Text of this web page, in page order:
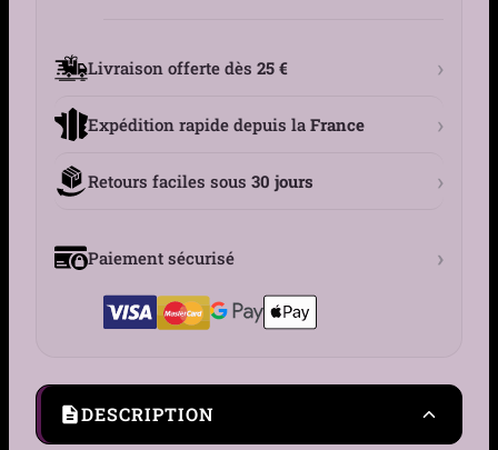
316L
Livraison offerte dès 25 € ›
Expédition rapide depuis la France ›
Retours faciles sous 30 jours ›
Paiement sécurisé ›
DESCRIPTION